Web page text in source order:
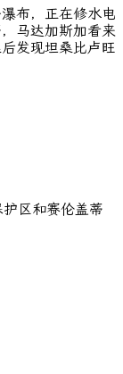
布，正在修水电
马达加斯加看来
发现坦桑比卢旺
区和赛伦盖蒂